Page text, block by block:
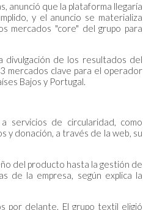
anunció que la plataforma llegaría
y el anuncio se materializa
mercados "core" del grupo para
divulgación de los resultados del
mercados clave para el operador
Bajos y Portugal.
servicios de circularidad, como
y donación, a través de la web, su
del producto hasta la gestión de
de la empresa, según explica la
por delante. El grupo textil eligió